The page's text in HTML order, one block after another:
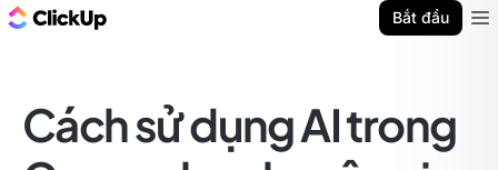
Bắt đầu
Cách sử dụng AI trong